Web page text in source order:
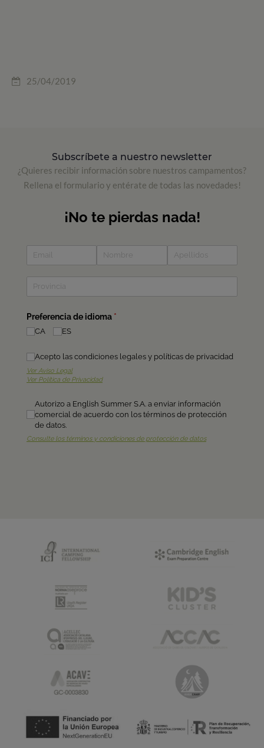
25/04/2019
Subscríbete a nuestro newsletter
¿Quieres recibir información sobre nuestros campamentos?
Rellena el formulario y entérate de todas las novedades!